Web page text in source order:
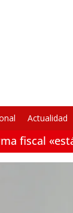
Actualidad
fiscal